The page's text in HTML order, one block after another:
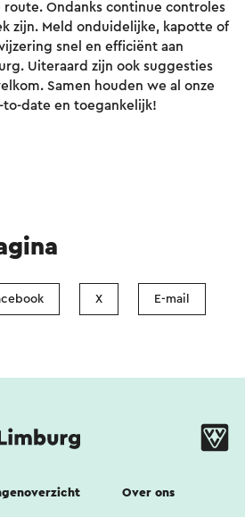
Ondanks continue controles
zijn. Meld onduidelijke, kapotte of
snel en efficiënt aan
Uiteraard zijn ook suggesties
Samen houden we al onze
date en toegankelijk!
X E-mail
Over ons